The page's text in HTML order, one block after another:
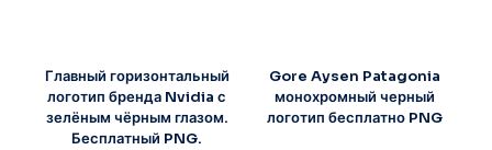
Главный горизонтальный
логотип бренда Nvidia с
зелёным чёрным глазом.
Бесплатный PNG.
Gore Aysen Patagonia
монохромный черный
логотип бесплатно PNG